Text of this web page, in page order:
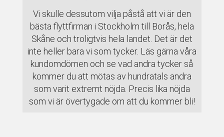
Vi skulle dessutom vilja påstå att vi är den
bästa flyttfirman i Stockholm till Borås, hela
Skåne och troligtvis hela landet. Det är det
inte heller bara vi som tycker. Läs gärna våra
kundomdömen och se vad andra tycker så
kommer du att mötas av hundratals andra
som varit extremt nöjda. Precis lika nöjda
som vi är övertygade om att du kommer bli!